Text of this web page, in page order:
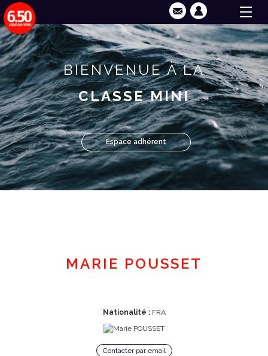
BIENVENUE À LA
CLASSE MINI
Espace adhérent
MARIE POUSSET
Nationalité :FRA
Contacter par email